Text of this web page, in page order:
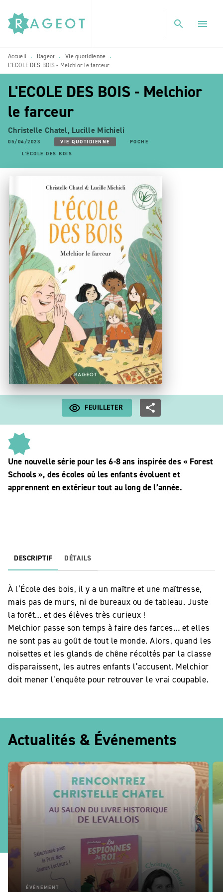
MENU RECHERCHE
PIED DE PAGE
search menu
Accueil • Rageot • Vie quotidienne •
L'ECOLE DES BOIS - Melchior le farceur
L'ECOLE DES BOIS - Melchior
le farceur
Christelle Chatel, Lucille Michieli
05/04/2023 VIE QUOTIDIENNE
POCHE
L'ÉCOLE DES BOIS
FEUILLETER
Une nouvelle série pour les 6-8 ans inspirée des « Forest
Schools », des écoles où les enfants évoluent et
apprennent en extérieur tout au long de l’année.
DESCRIPTIF DÉTAILS
À l’École des bois, il y a un maître et une maîtresse,
mais pas de murs, ni de bureaux ou de tableau. Juste
la forêt… et des élèves très curieux !
Melchior passe son temps à faire des farces… et elles
ne sont pas au goût de tout le monde. Alors, quand les
noisettes et les glands de chêne récoltés par la classe
disparaissent, les autres enfants l’accusent. Melchior
doit mener l’enquête pour retrouver le vrai coupable.
Actualités & Événements
ÉVÈNEMENT